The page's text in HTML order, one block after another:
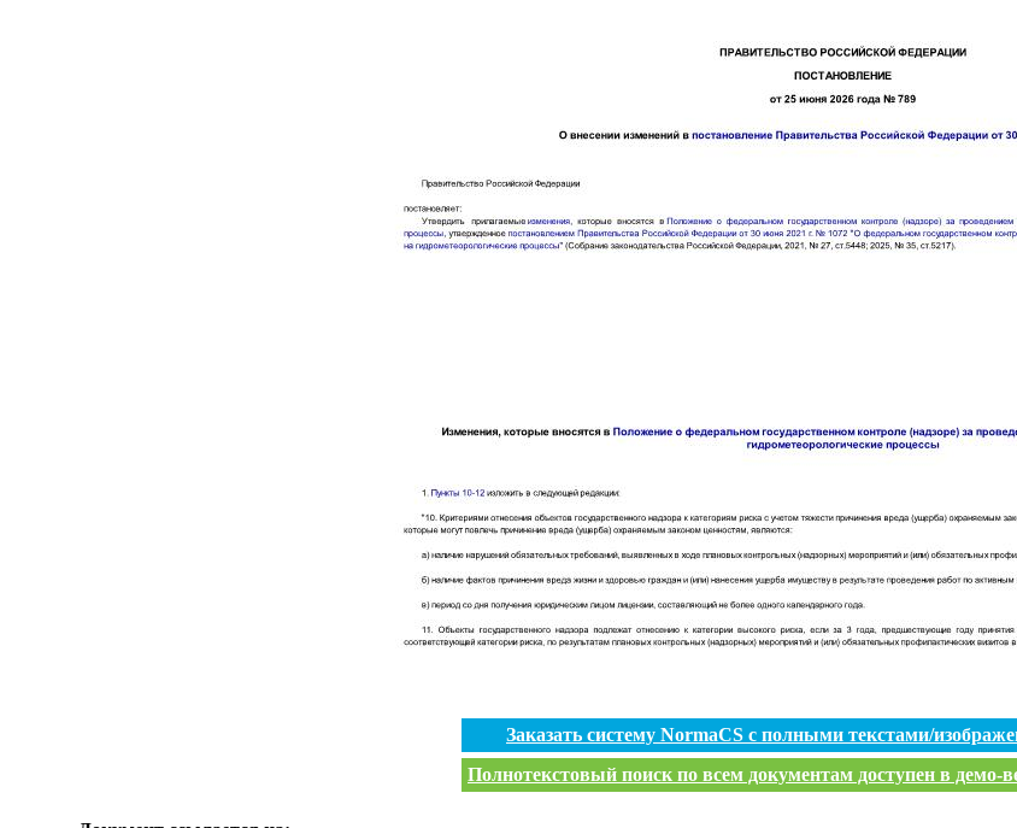
Заказать систему NormaCS с полными текстами/
Полнотекстовый поиск по всем документам доступен в демо-